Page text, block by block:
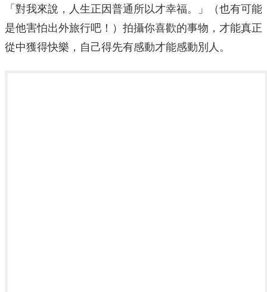
「對我來說，人生正因普通所以才幸福。」（也有可能
是他害怕出外旅行吧！）拍攝你喜歡的事物，才能真正
從中獲得快樂，自己得先有感動才能感動別人。